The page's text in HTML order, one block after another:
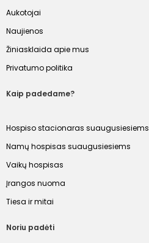
Aukotojai
Naujienos
Žiniasklaida apie mus
Privatumo politika
Kaip padedame?
Hospiso stacionaras suaugusiesiems
Namų hospisas suaugusiesiems
Vaikų hospisas
Įrangos nuoma
Tiesa ir mitai
Noriu padėti